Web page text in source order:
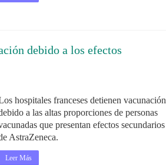
debido a los efectos
hospitales franceses detienen vacunación
a las altas proporciones de personas
que presentan efectos secundarios
AstraZeneca.
Leer Más